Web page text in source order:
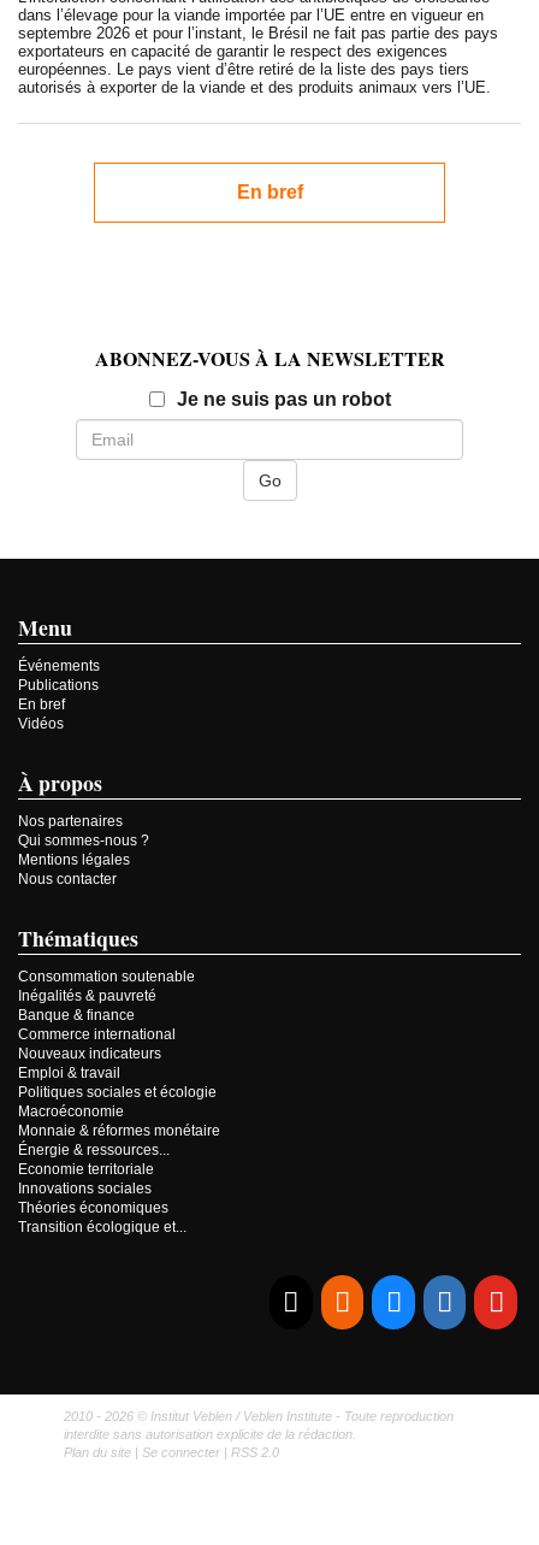
dans l’élevage pour la viande importée par l’UE entre en vigueur en
septembre 2026 et pour l’instant, le Brésil ne fait pas partie des pays
exportateurs en capacité de garantir le respect des exigences
européennes. Le pays vient d’être retiré de la liste des pays tiers
autorisés à exporter de la viande et des produits animaux vers l’UE.
En bref
ABONNEZ-VOUS À LA NEWSLETTER
Je ne suis pas un robotEmail
Menu
Événements
Publications
En bref
Vidéos
À propos
Nos partenaires
Qui sommes-nous ?
Mentions légales
Nous contacter
Thématiques
Consommation soutenable
Inégalités & pauvreté
Banque & finance
Commerce international
Nouveaux indicateurs
Emploi & travail
Politiques sociales et écologie
Macroéconomie
Monnaie & réformes monétaire
Énergie & ressources...
Economie territoriale
Innovations sociales
Théories économiques
Transition écologique et...
2010 - 2026 © Institut Veblen / Veblen Institute - Toute reproduction
interdite sans autorisation explicite de la rédaction.
Plan du site |Se connecter | RSS 2.0